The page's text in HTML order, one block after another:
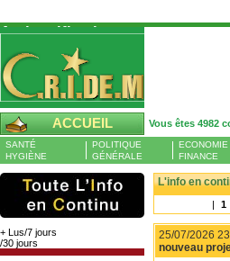
Authentification
Pour S'authentifier veuillez fournir votre
Pseudo et Mot de passer et cliquez sur
connecter
Pseudo
Mot de passe
ACCUEIL Vous êtes 4982
Liste des membres en ligne (0)
SANTÉ
HYGIÈNE
POLITIQUE
GÉNÉRALE
ECONOMIE
FINANCE
+ Lus/7 jours
/30 jours
L'info en
| 1
25/07/2026
nouveau